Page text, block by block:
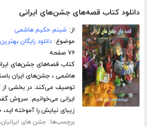
دانلود کتاب قصه‌های جشن‌های ایرانی
از:شبنم حکیم هاشمی
موضوع:دانلود رایگان
۷۶ صفحه
کتاب قصه‌های جشن‌های
هاشمی ، جشن‌های ایران
توصیف می‌کند. در بخشی
ایرانی می‌خوانیم: سروش
زیبای نیایش را آموخته اید،
برچسب‌ها: جشن های ایرانیان،